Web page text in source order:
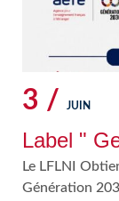
3 / JUIN
Label "
Le LFLNI
Génération